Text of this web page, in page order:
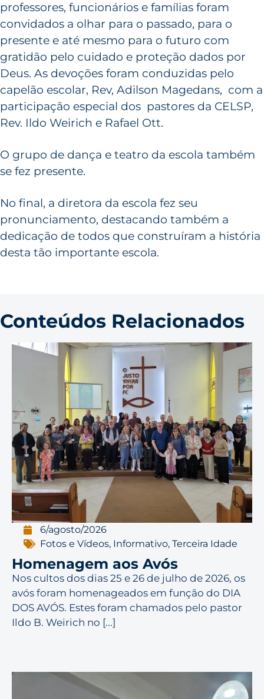
professores, funcionários e famílias foram
convidados a olhar para o passado, para o
presente e até mesmo para o futuro com
gratidão pelo cuidado e proteção dados por
Deus. As devoções foram conduzidas pelo
capelão escolar, Rev, Adilson Magedans, com a
participação especial dos pastores da CELSP,
Rev. Ildo Weirich e Rafael Ott.
O grupo de dança e teatro da escola também
se fez presente.
No final, a diretora da escola fez seu
pronunciamento, destacando também a
dedicação de todos que construíram a história
desta tão importante escola.
Conteúdos Relacionados
6/agosto/2026
Fotos e Vídeos, Informativo,Terceira Idade
Homenagem aos Avós
Nos cultos dos dias 25 e 26 de julho de 2026, os
avós foram homenageados em função do DIA
DOS AVÓS. Estes foram chamados pelo pastor
Ildo B. Weirich no [...]